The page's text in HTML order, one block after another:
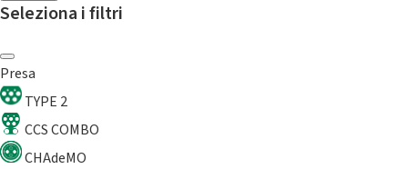
Seleziona i filtri
Presa
TYPE 2
CCS COMBO
CHAdeMO